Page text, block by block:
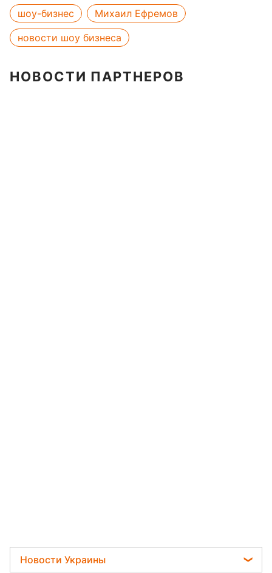
шоу-бизнес
Михаил Ефремов
новости шоу бизнеса
НОВОСТИ ПАРТНЕРОВ
Новости Украины